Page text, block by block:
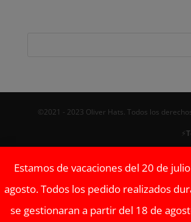
Estamos de vacaciones del 20 de
agosto. Todos los pedido realizados
se gestionaran a partir del 18 de
©2021 - 2023 Oliver Hats. Todos los
⚡